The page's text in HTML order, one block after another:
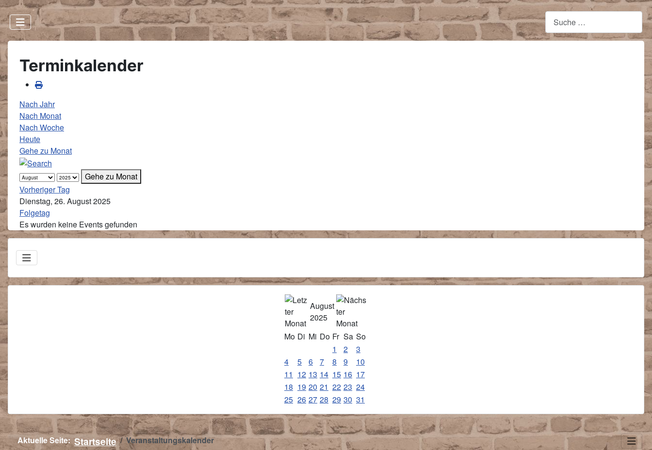
August
2025
Mo Di Mi Do Fr Sa So
1
2
3
4
5 6 7 8 9
10
11 12 13 14 15 16 17
18 19 20 21 22 23 24
25 26 27 28 29 30 31
Terminkalender
Nach Jahr
Nach Monat
Nach Woche
Heute
Gehe zu Monat
Gehe zu Monat
Vorheriger Tag
Dienstag, 26. August 2025
Folgetag
Es wurden keine Events gefunden
Aktuelle Seite:Startseite Veranstaltungskalender